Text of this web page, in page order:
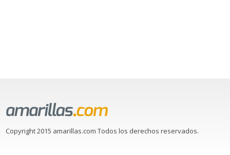
Copyright 2015 amarillas.com Todos los derechos reservados.